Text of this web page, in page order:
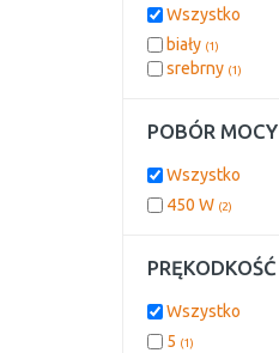
Wszystko
biały (1)
srebrny (1)
POBÓR MOCY
Wszystko
450 W (2)
PRĘKODKOŚĆ
Wszystko
5 (1)